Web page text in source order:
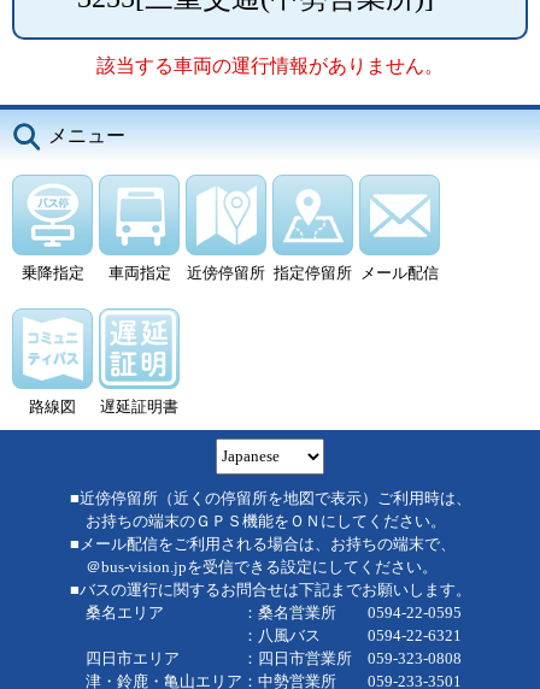
該当する車両の運行情報がありません。
メニュー
乗降指定 車両指定 近傍停留所 指定停留所 メール配信
路線図 遅延証明書
■近傍停留所（近くの停留所を地図で表示）ご利用時は、
お持ちの端末のＧＰＳ機能をＯＮにしてください。
■メール配信をご利用される場合は、お持ちの端末で、
＠bus-vision.jpを受信できる設定にしてください。
■バスの運行に関するお問合せは下記までお願いします。
桑名エリア ：桑名営業所 0594-22-0595
：八風バス 0594-22-6321
四日市エリア ：四日市営業所 059-323-0808
津・鈴鹿・亀山エリア：中勢営業所 059-233-3501